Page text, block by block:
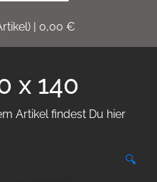
| 0,00 €
x 140
Artikel findest Du hier
🔍